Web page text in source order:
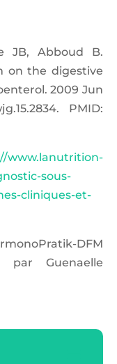
JB, Abboud B.
on the digestive
2009 Jun
PMID:
www.lanutrition-
sous-
cliniques-et-
DFM
par Guenaelle